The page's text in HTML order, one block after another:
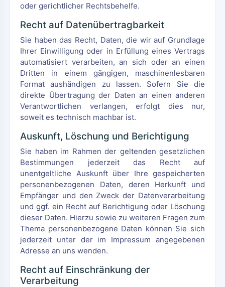
oder gerichtlicher Rechtsbehelfe.
Recht auf Datenübertragbarkeit
Sie haben das Recht, Daten, die wir auf Grundlage
Ihrer Einwilligung oder in Erfüllung eines Vertrags
automatisiert verarbeiten, an sich oder an einen
Dritten in einem gängigen, maschinenlesbaren
Format aushändigen zu lassen. Sofern Sie die
direkte Übertragung der Daten an einen anderen
Verantwortlichen verlangen, erfolgt dies nur,
soweit es technisch machbar ist.
Auskunft, Löschung und Berichtigung
Sie haben im Rahmen der geltenden gesetzlichen
Bestimmungen jederzeit das Recht auf
unentgeltliche Auskunft über Ihre gespeicherten
personenbezogenen Daten, deren Herkunft und
Empfänger und den Zweck der Datenverarbeitung
und ggf. ein Recht auf Berichtigung oder Löschung
dieser Daten. Hierzu sowie zu weiteren Fragen zum
Thema personenbezogene Daten können Sie sich
jederzeit unter der im Impressum angegebenen
Adresse an uns wenden.
Recht auf Einschränkung der
Verarbeitung